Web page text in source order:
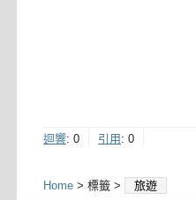
迴響: 0 引用: 0
Home > 標籤 > 旅遊